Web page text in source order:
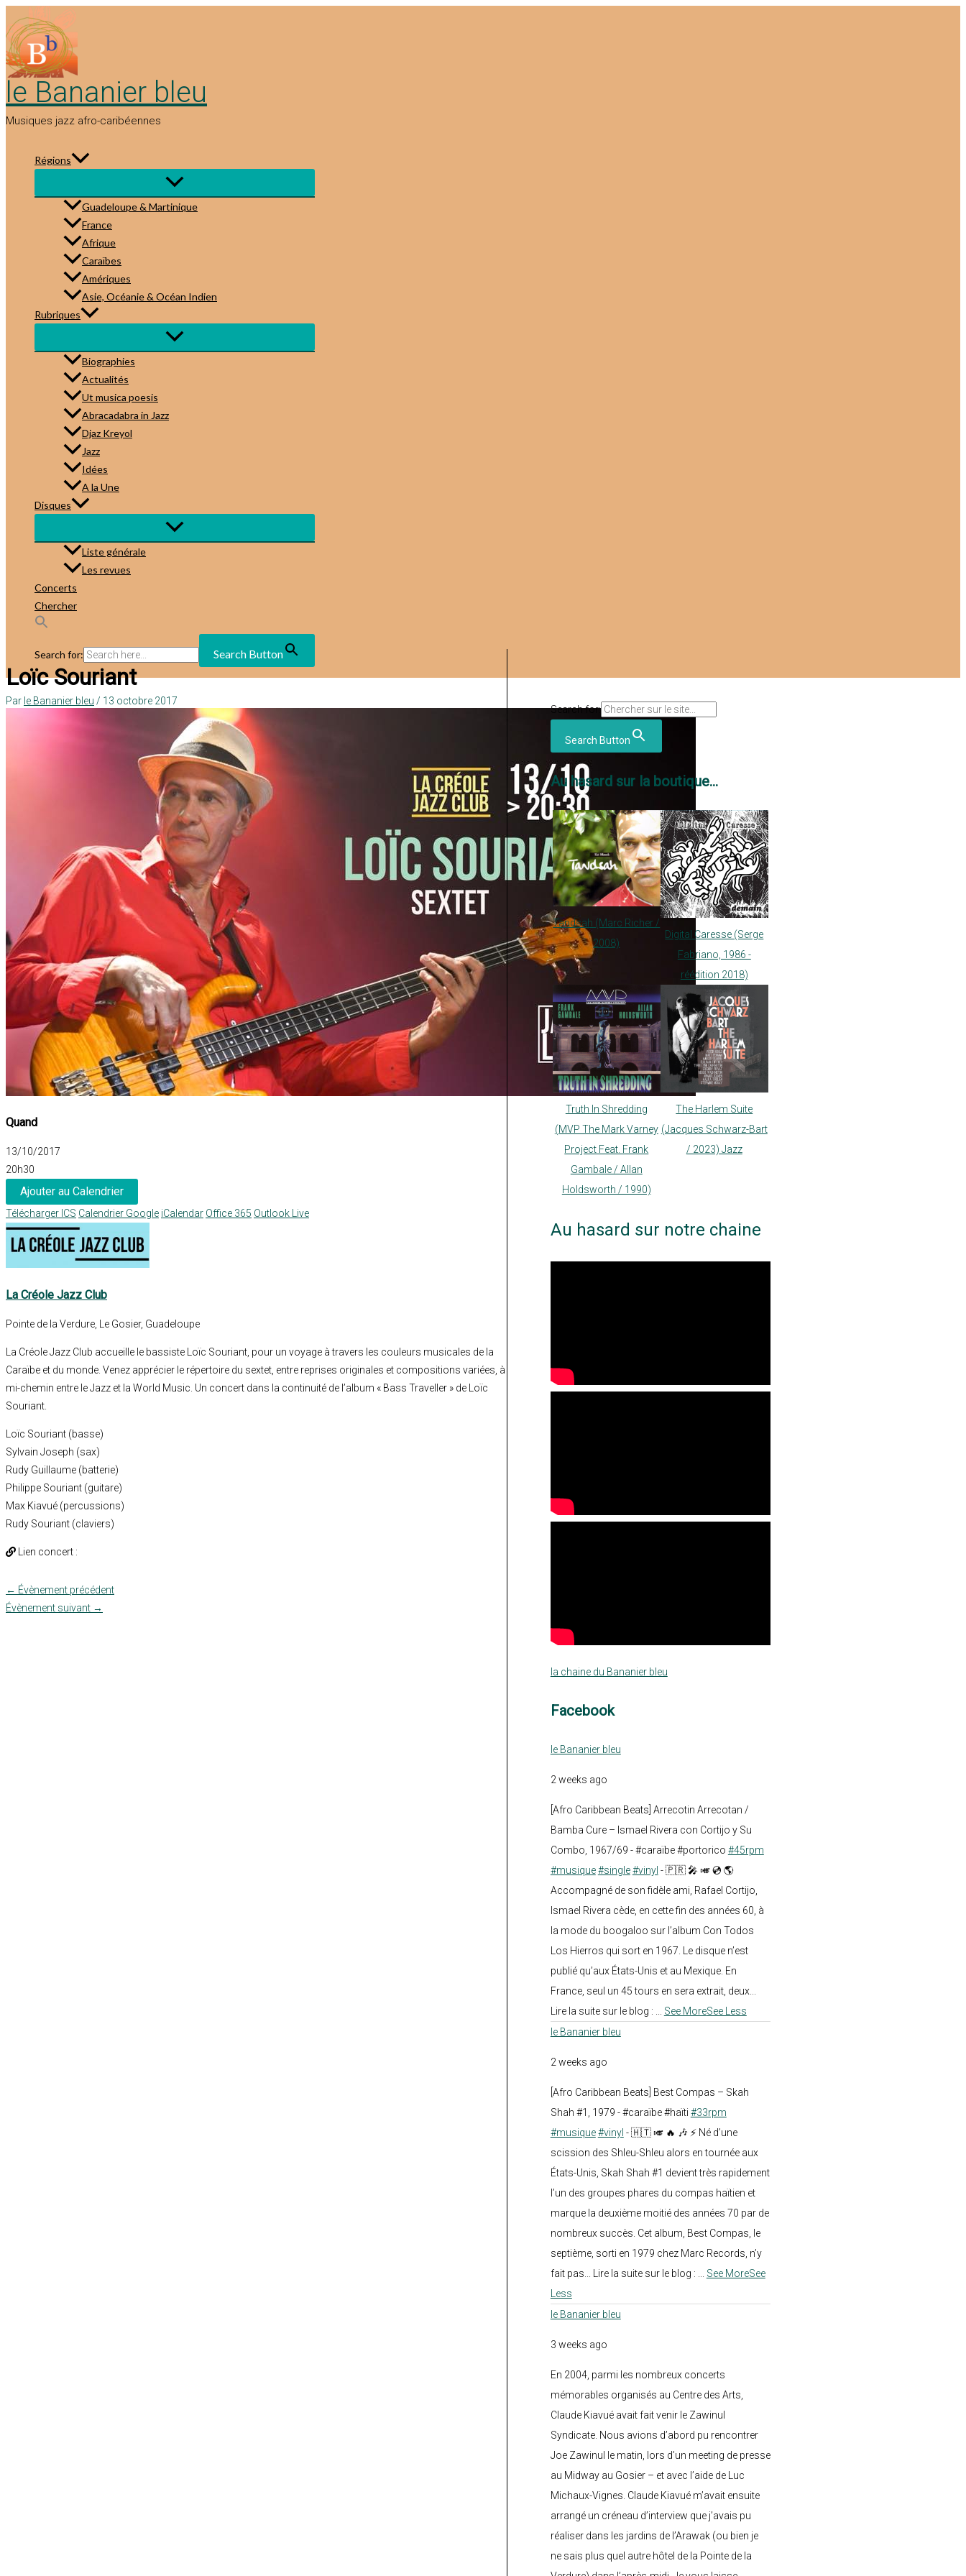
au
contenu
le Bananier bleu
Musiques jazz afro-caribéennes
Régions
Guadeloupe & Martinique
France
Afrique
Caraïbes
Amériques
Asie, Océanie & Océan Indien
Rubriques
Biographies
Actualités
Ut musica poesis
Abracadabra in Jazz
Djaz Kreyol
Jazz
Idées
A la Une
Disques
Liste générale
Les revues
Concerts
Chercher
Search for: Search Button
Loïc Souriant
Par le Bananier bleu / 13 octobre 2017
Quand
13/10/2017
20h30
Ajouter au Calendrier
Télécharger ICS Calendrier Google iCalendar Office 365 Outlook Live
La Créole Jazz Club
Pointe de la Verdure, Le Gosier, Guadeloupe
La Créole Jazz Club accueille le bassiste Loïc Souriant, pour un voyage à travers les couleurs musicales de la
Caraïbe et du monde. Venez apprécier le répertoire du sextet, entre reprises originales et compositions variées, à
mi-chemin entre le Jazz et la World Music. Un concert dans la continuité de l’album « Bass Traveller » de Loïc
Souriant.
Loïc Souriant (basse)
Sylvain Joseph (sax)
Rudy Guillaume (batterie)
Philippe Souriant (guitare)
Max Kiavué (percussions)
Rudy Souriant (claviers)
Lien concert :
← Évènement précédent
Évènement suivant →
Search for:
Search Button
Au hasard sur la boutique...
Tandsah (Marc Richer /
2008)
Digital Caresse (Serge
Fabriano, 1986 -
réédition 2018)
Truth In Shredding
(MVP The Mark Varney
Project Feat. Frank
Gambale / Allan
Holdsworth / 1990)
The Harlem Suite
(Jacques Schwarz-Bart
/ 2023) Jazz
Au hasard sur notre chaine
la chaine du Bananier bleu
Facebook
le Bananier bleu
2 weeks ago
[Afro Caribbean Beats] Arrecotin Arrecotan /
Bamba Cure – Ismael Rivera con Cortijo y Su
Combo, 1967/69 - #caraïbe #portorico #45rpm
#musique #single #vinyl - 🇵🇷 🎤 🎺 💿 🌎
Accompagné de son fidèle ami, Rafael Cortijo,
Ismael Rivera cède, en cette fin des années 60, à
la mode du boogaloo sur l’album Con Todos
Los Hierros qui sort en 1967. Le disque n’est
publié qu’aux États-Unis et au Mexique. En
France, seul un 45 tours en sera extrait, deux...
Lire la suite sur le blog :
See MoreSee Less
le Bananier bleu
2 weeks ago
[Afro Caribbean Beats] Best Compas – Skah
Shah #1, 1979 - #caraïbe #haïti #33rpm
#musique #vinyl - 🇭🇹 🎺 🔥 🎶 ⚡ Né d’une
scission des Shleu-Shleu alors en tournée aux
États-Unis, Skah Shah #1 devient très rapidement
l’un des groupes phares du compas haïtien et
marque la deuxième moitié des années 70 par de
nombreux succès. Cet album, Best Compas, le
septième, sorti en 1979 chez Marc Records, n’y
fait pas... Lire la suite sur le blog :
See MoreSee
Less
le Bananier bleu
3 weeks ago
En 2004, parmi les nombreux concerts
mémorables organisés au Centre des Arts,
Claude Kiavué avait fait venir le Zawinul
Syndicate. Nous avions d’abord pu rencontrer
Joe Zawinul le matin, lors d’un meeting de presse
au Midway au Gosier – et avec l’aide de Luc
Michaux-Vignes. Claude Kiavué m’avait ensuite
arrangé un créneau d’interview que j’avais pu
réaliser dans les jardins de l’Arawak (ou bien je
ne sais plus quel autre hôtel de la Pointe de la